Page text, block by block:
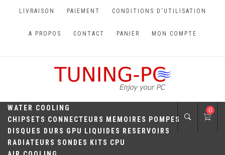
LIVRAISON PAIEMENT CONDITIONS D'UTILISATION
A PROPOS CONTACT PANIER MON COMPTE
TUNING-PC
WATER COOLING
CHIPSETS CONNECTEURS MEMOIRES
POMPES
DISQUES DURS GPU LIQUIDES
RESERVOIRS
RADIATEURS SONDES KITS CPU
0